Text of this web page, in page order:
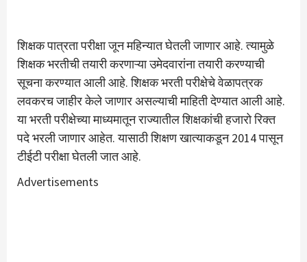
शिक्षक पात्रता परीक्षा जून महिन्यात घेतली जाणार आहे. त्यामुळे
शिक्षक भरतीची तयारी करणाऱ्या उमेदवारांना तयारी करण्याची
सूचना करण्यात आली आहे. शिक्षक भरती परीक्षेचे वेळापत्रक
लवकरच जाहीर केले जाणार असल्याची माहिती देण्यात आली आहे.
या भरती परीक्षेच्या माध्यमातून राज्यातील शिक्षकांची हजारो रिक्त
पदे भरली जाणार आहेत. यासाठी शिक्षण खात्याकडून 2014 पासून
टीईटी परीक्षा घेतली जात आहे.
Advertisements